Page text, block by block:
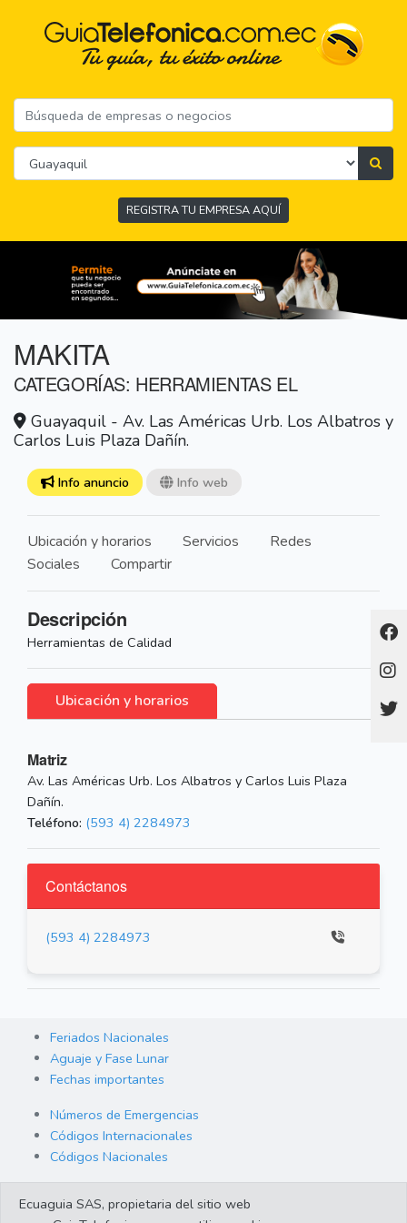
REGISTRA TU EMPRESA AQUÍ
MAKITA
CATEGORÍAS: HERRAMIENTAS EL
Guayaquil - Av. Las Américas Urb. Los Albatros y
Carlos Luis Plaza Dañín.
Info anuncio Info web
Ubicación y horarios Servicios
Redes
Sociales
Compartir
Descripción
Herramientas de Calidad
Ubicación y horarios
Matriz
Av. Las Américas Urb. Los Albatros y Carlos Luis Plaza
Dañín.
Teléfono: (593 4) 2284973
Contáctanos
(593 4) 2284973
Feriados Nacionales
Aguaje y Fase Lunar
Fechas importantes
Números de Emergencias
Códigos Internacionales
Códigos Nacionales
Cambio de Divisas
Ecuaguia SAS, propietaria del sitio web